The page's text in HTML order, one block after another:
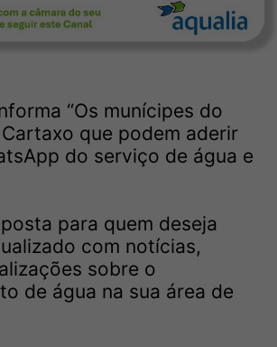
“Os munícipes do
que podem aderir
do serviço de água e
para quem deseja
com notícias,
sobre o
de água na sua área de